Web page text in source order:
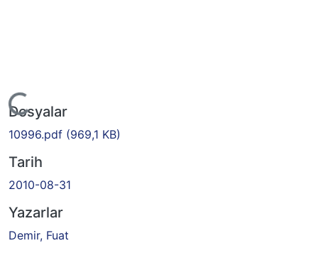
Yükleniyor...
Dosyalar
10996.pdf (969,1 KB)
Tarih
2010-08-31
Yazarlar
Demir, Fuat